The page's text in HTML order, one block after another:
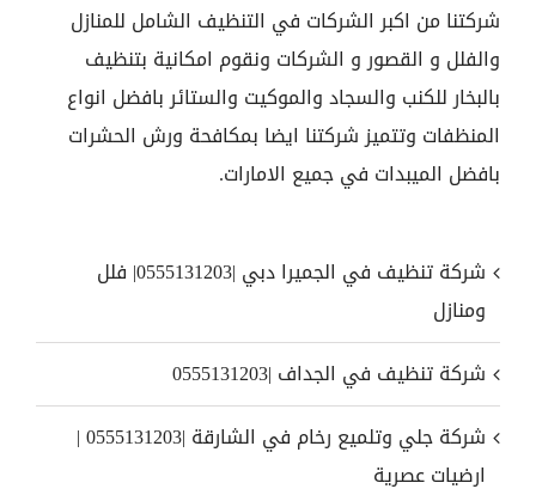
شركتنا من اكبر الشركات في التنظيف الشامل للمنازل
والفلل و القصور و الشركات ونقوم امكانية بتنظيف
بالبخار للكنب والسجاد والموكيت والستائر بافضل انواع
المنظفات وتتميز شركتنا ايضا بمكافحة ورش الحشرات
بافضل الميبدات في جميع الامارات.
شركة تنظيف في الجميرا دبي |0555131203| فلل
ومنازل
شركة تنظيف في الجداف |0555131203
شركة جلي وتلميع رخام في الشارقة |0555131203 |
ارضيات عصرية